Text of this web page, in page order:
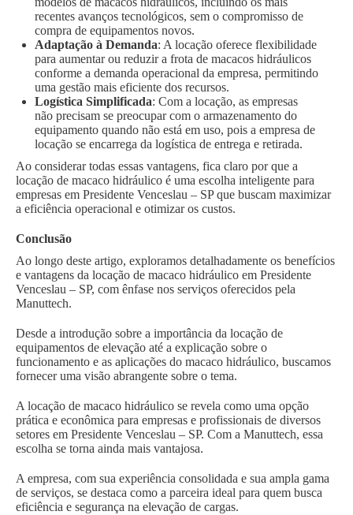
recentes avanços tecnológicos, sem o compromisso de
compra de equipamentos novos.
Adaptação à Demanda: A locação oferece flexibilidade
para aumentar ou reduzir a frota de macacos hidráulicos
conforme a demanda operacional da empresa, permitindo
uma gestão mais eficiente dos recursos.
Logística Simplificada: Com a locação, as empresas
não precisam se preocupar com o armazenamento do
equipamento quando não está em uso, pois a empresa de
locação se encarrega da logística de entrega e retirada.
Ao considerar todas essas vantagens, fica claro por que a
locação de macaco hidráulico é uma escolha inteligente para
empresas em Presidente Venceslau – SP que buscam maximizar
a eficiência operacional e otimizar os custos.
Conclusão
Ao longo deste artigo, exploramos detalhadamente os benefícios
e vantagens da locação de macaco hidráulico em Presidente
Venceslau – SP, com ênfase nos serviços oferecidos pela
Manuttech.
Desde a introdução sobre a importância da locação de
equipamentos de elevação até a explicação sobre o
funcionamento e as aplicações do macaco hidráulico, buscamos
fornecer uma visão abrangente sobre o tema.
A locação de macaco hidráulico se revela como uma opção
prática e econômica para empresas e profissionais de diversos
setores em Presidente Venceslau – SP. Com a Manuttech, essa
escolha se torna ainda mais vantajosa.
A empresa, com sua experiência consolidada e sua ampla gama
de serviços, se destaca como a parceira ideal para quem busca
eficiência e segurança na elevação de cargas.